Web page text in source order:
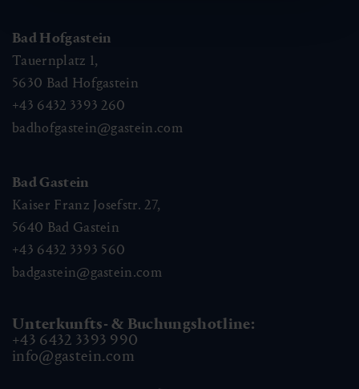
Bad Hofgastein
Tauernplatz 1,
5630 Bad Hofgastein
+43 6432 3393 260
badhofgastein@gastein.com
Bad Gastein
Kaiser Franz Josefstr. 27,
5640 Bad Gastein
+43 6432 3393 560
badgastein@gastein.com
Unterkunfts- & Buchungshotline:
+43 6432 3393 990
info@gastein.com